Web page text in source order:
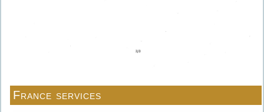
France services